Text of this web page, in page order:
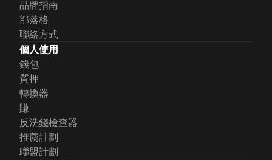
品牌指南
部落格
聯絡方式
個人使用
錢包
質押
轉換器
賺
反洗錢檢查器
推薦計劃
聯盟計劃